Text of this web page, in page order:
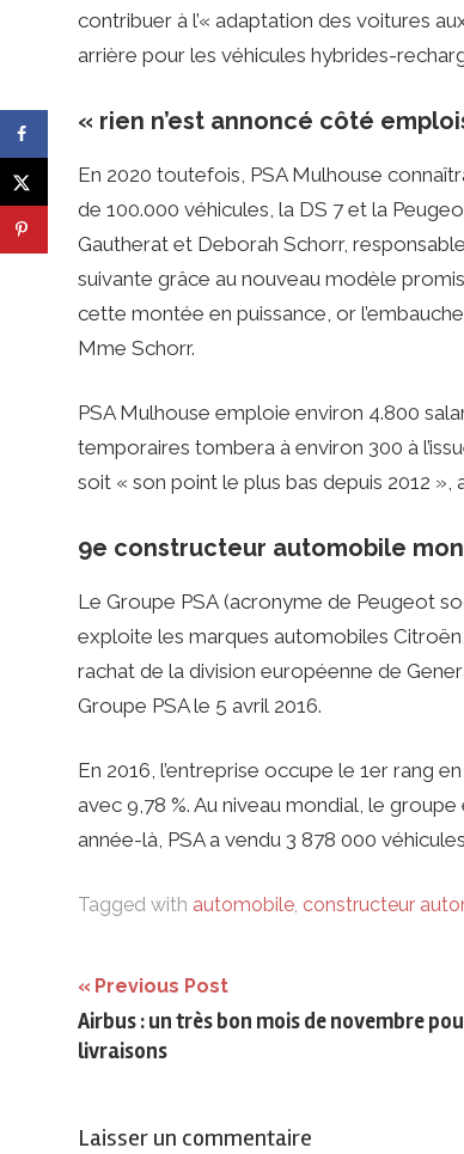
contribuer à l’« adaptation des voitures
arrière pour les véhicules hybrides-
« rien n’est annoncé côté
En 2020 toutefois, PSA Mulhouse
de 100.000 véhicules, la DS 7 et la
Gautherat et Deborah Schorr,
suivante grâce au nouveau modèle
cette montée en puissance, or
Mme Schorr.
PSA Mulhouse emploie environ 4.800
temporaires tombera à environ 300 à
soit « son point le plus bas depuis 2012 »,
9e constructeur automobile
Le Groupe PSA (acronyme de Peugeot
exploite les marques automobiles
rachat de la division européenne de
Groupe PSA le 5 avril 2016.
En 2016, l’entreprise occupe le 1er rang
avec 9,78 %. Au niveau mondial, le
année-là, PSA a vendu 3 878 000
Tagged with automobile, constructeur
Navigation
de
Previous Post
Airbus : un très bon mois de novembre
livraisons
Laisser un commentaire